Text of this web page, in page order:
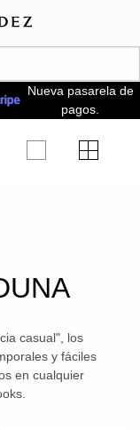
Nueva pasarela de
pagos.
casual", los
y fáciles
en cualquier